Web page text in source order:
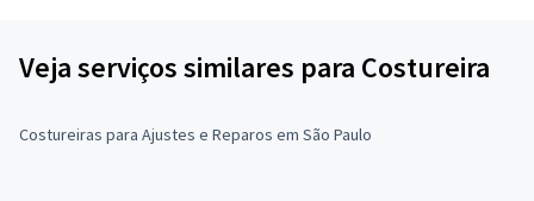
Veja serviços similares para Costureira
Costureiras para Ajustes e Reparos em São Paulo